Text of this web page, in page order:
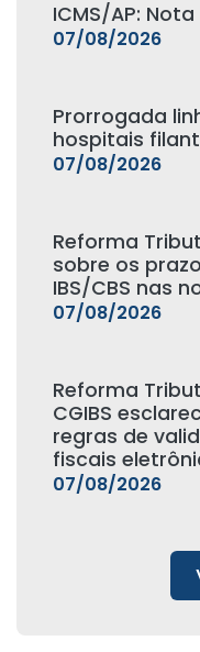
ICMS/AP:
07/08/2026
Prorrogada
hospitais
07/08/2026
Reforma
sobre os
IBS/CBS nas
07/08/2026
Reforma
CGIBS
regras de
fiscais
07/08/2026